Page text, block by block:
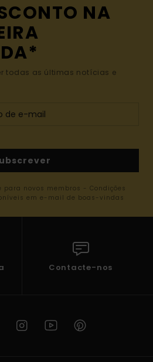
NA
todas as últimas notícias e
novos membros - Condições
em e-mail de boas-vindas
Contacte-nos